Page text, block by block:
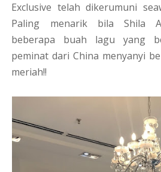
Exclusive telah dikerumuni
Paling menarik bila Shila
beberapa buah lagu yang
peminat dari China menyanyi
meriah!!